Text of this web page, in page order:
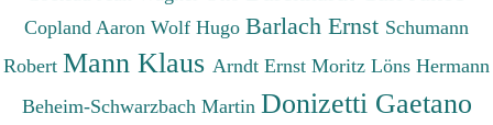
Copland Aaron Wolf Hugo Barlach Ernst Schumann
Robert Mann Klaus Arndt Ernst Moritz Löns Hermann
Beheim-Schwarzbach Martin Donizetti Gaetano